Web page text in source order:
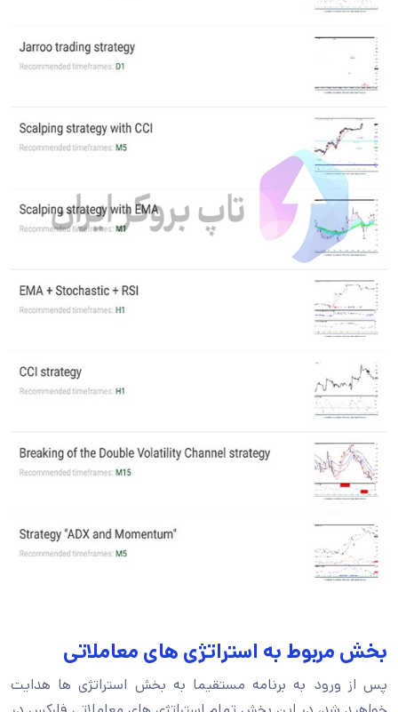
بخش مربوط به استراتژی های معاملاتی
پس از ورود به برنامه مستقیما به بخش استراتژی ها هدایت